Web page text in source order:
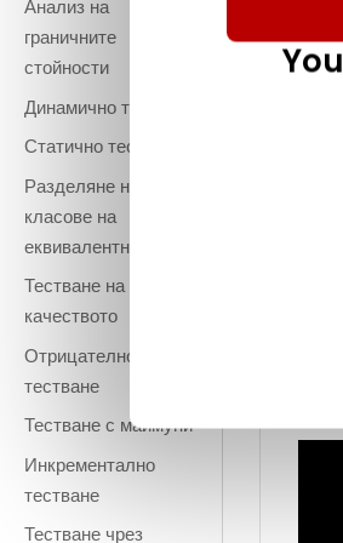
Анализ на
граничните
стойности
Динамично тестване
Статично тестване
Разделяне на
класове на
еквивалентност
Тестване на
качеството
Отрицателно
тестване
Тестване с маймуни
Инкрементално
тестване
Тестване чрез